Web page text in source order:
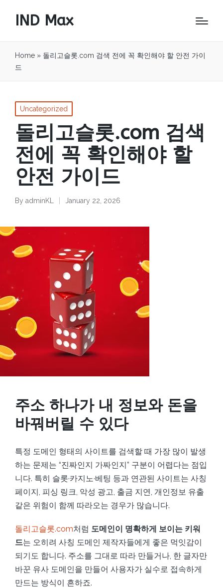
IND Max
Home » 돌리고슬롯.com 검색 전에 꼭 확인해야 할 안전 가이
드
Posted
in
Uncategorized
돌리고슬롯.com 검색
전에 꼭 확인해야 할
안전 가이드
Posted
By adminKL January 22, 2026
주소 하나가 내 정보와 돈을
바꿔버릴 수 있다
특정 도메인 형태의 사이트를 검색할 때 가장 많이 발생
하는 문제는 “진짜인지 가짜인지” 구분이 어렵다는 점입
니다. 특히 슬롯·카지노·베팅 등과 연관된 사이트는 사칭
페이지, 피싱 링크, 악성 광고, 출금 지연, 개인정보 유출
같은 위험이 함께 따라오는 경우가 많습니다.
돌리고슬롯.com처럼 도메인이 명확하게 보이는 키워
드는 오히려 사칭 도메인 제작자들에게 좋은 먹잇감이
되기도 합니다. 주소를 그대로 따라 만들거나, 한 글자만
바꾼 유사 도메인을 만들어 사용자가 실수로 접속하게
만드는 방식이 흔하죠.